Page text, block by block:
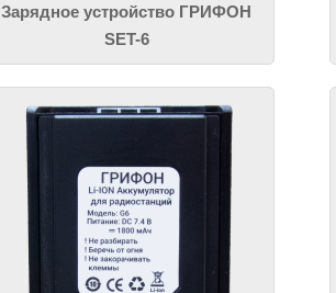
Зарядное устройство ГРИФОН
SET-6